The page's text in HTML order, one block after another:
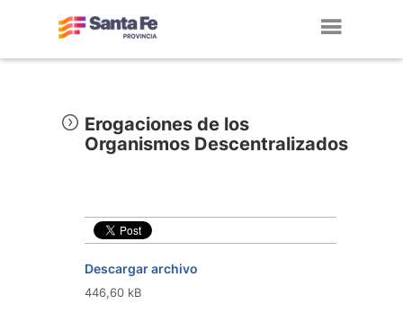
Erogaciones de los
Organismos Descentralizados
Descargar archivo
446,60 kB